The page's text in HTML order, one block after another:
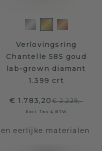
Verlovingsring
Chantelle 585 goud
lab-grown diamant
1.399 crt
€ 1.783,20€ 2.229,-
Excl. Tax & BTW
eerlijke materialen